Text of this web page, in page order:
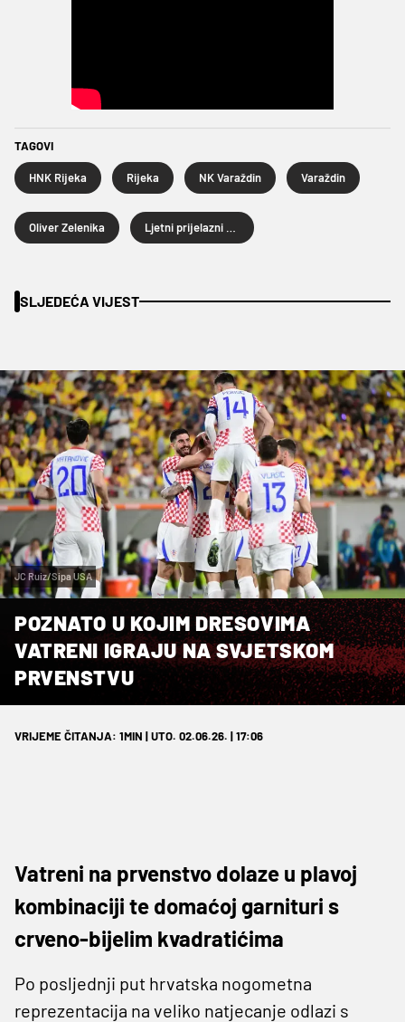
TAGOVI
HNK Rijeka Rijeka NK Varaždin Varaždin
Oliver Zelenika
SLJEDEĆA VIJEST
JC Ruiz/Sipa USA
POZNATO U KOJIM DRESOVIMA
VATRENI IGRAJU NA SVJETSKOM
PRVENSTVU
VRIJEME ČITANJA: 1MIN | UTO. 02.06.26. | 17:06
Vatreni na prvenstvo dolaze u plavoj
kombinaciji te domaćoj garnituri s
crveno-bijelim kvadratićima
Po posljednji put hrvatska nogometna
reprezentacija na veliko natjecanje odlazi s